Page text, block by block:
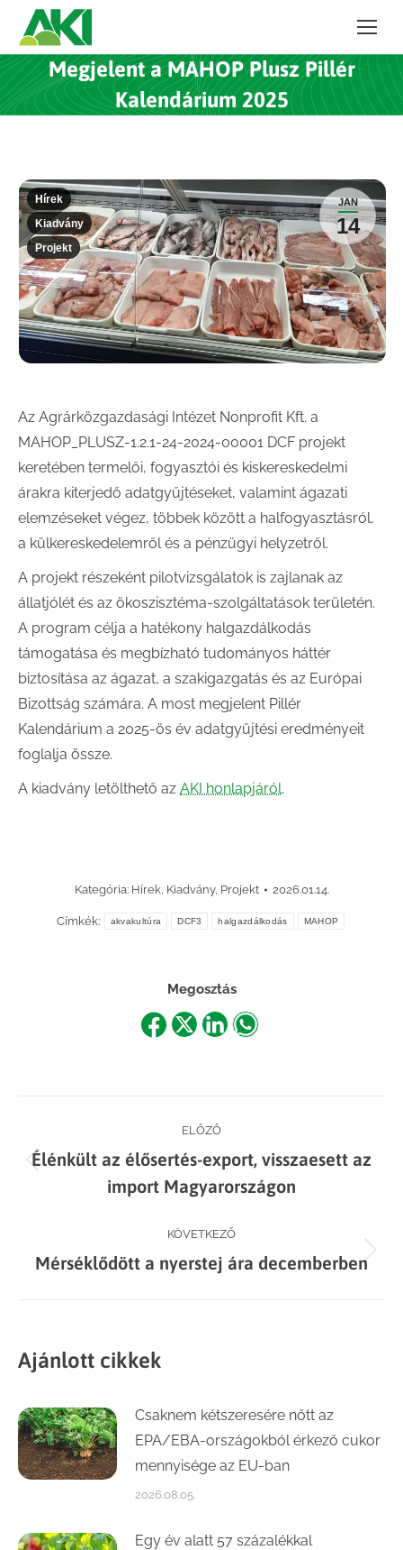
Megjelent a MAHOP Plusz Pillér
Kalendárium 2025
JAN
14
Hírek
Kiadvány
Projekt
Az Agrárközgazdasági Intézet Nonprofit Kft. a
MAHOP_PLUSZ-1.2.1-24-2024-00001 DCF projekt
keretében termelői, fogyasztói és kiskereskedelmi
árakra kiterjedő adatgyűjtéseket, valamint ágazati
elemzéseket végez, többek között a halfogyasztásról,
a külkereskedelemről és a pénzügyi helyzetről.
A projekt részeként pilotvizsgálatok is zajlanak az
állatjólét és az ökoszisztéma-szolgáltatások területén.
A program célja a hatékony halgazdálkodás
támogatása és megbízható tudományos háttér
biztosítása az ágazat, a szakigazgatás és az Európai
Bizottság számára. A most megjelent Pillér
Kalendárium a 2025-ös év adatgyűjtési eredményeit
foglalja össze.
A kiadvány letölthető az AKI honlapjáról.
Kategória: Hírek, Kiadvány, Projekt 2026.01.14.
Címkék: akvakultúra DCF3 halgazdálkodás MAHOP
Megosztás
ShareShareShareShare
navigation
ELŐZŐ
Previous
post:
Élénkült az élősertés-export, visszaesett az
import Magyarországon
KÖVETKEZŐ
Next
Mérséklődött a nyerstej ára decemberben
Ajánlott cikkek
Csaknem kétszeresére nőtt az
EPA/EBA-országokból érkező cukor
mennyisége az EU-ban
2026.08.05.
Egy év alatt 57 százalékkal